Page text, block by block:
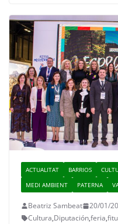
ACTUALITAT BARRIOS
MEDI AMBIENT
PATERNA
Beatriz Sambeat 20/01/
Cultura,Diputación,feria,